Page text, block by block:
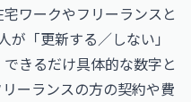
ワークやフリーランスと
「更新する／しない」
きるだけ具体的な数字と
ーランスの方の契約や費